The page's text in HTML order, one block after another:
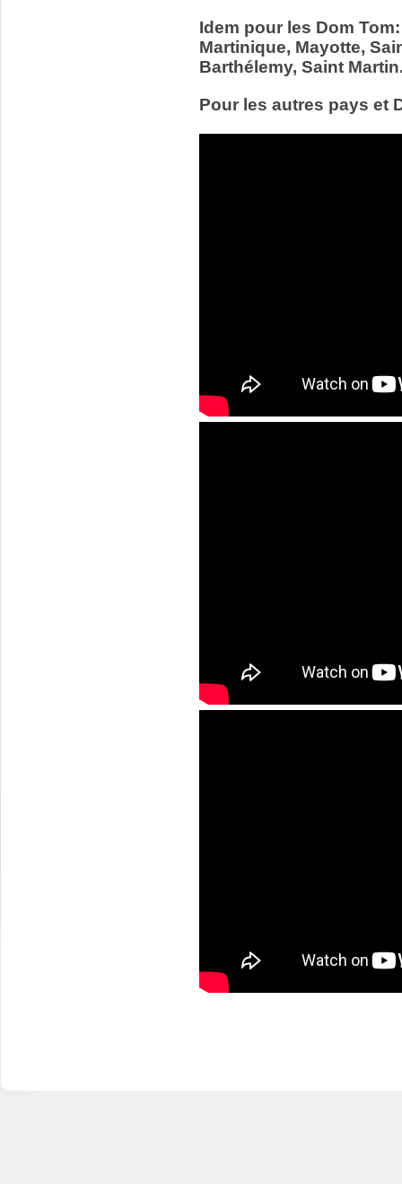
Idem pour les Dom
Martinique, Mayotte,
Barthélemy, Saint
Pour les autres pays et